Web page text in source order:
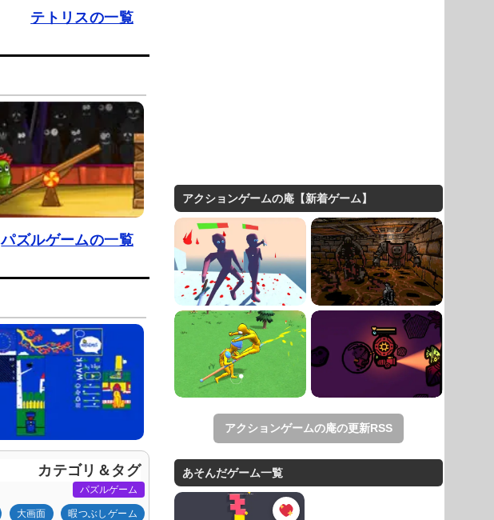
テトリスの一覧
パズルゲームの一覧
カテゴリ＆タグ
パズルゲーム
大画面 暇つぶしゲーム
アクションゲームの庵【新着ゲーム】
アクションゲームの庵の更新RSS
あそんだゲーム一覧